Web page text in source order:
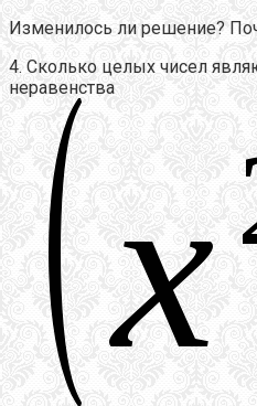
Изменилось ли решение?
4. Сколько целых чисел
неравенства